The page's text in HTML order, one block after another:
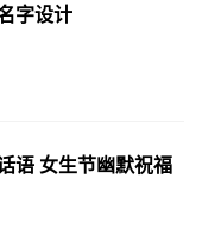
字设计
语 女生节幽默祝福